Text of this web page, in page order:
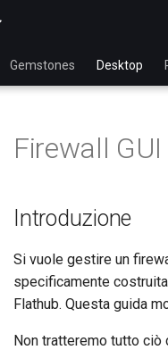
latest
Gemstones Desktop
Firewall
Introduzione
Si vuole gestire un
specificamente
Flathub. Questa guida
Non tratteremo tutto ciò